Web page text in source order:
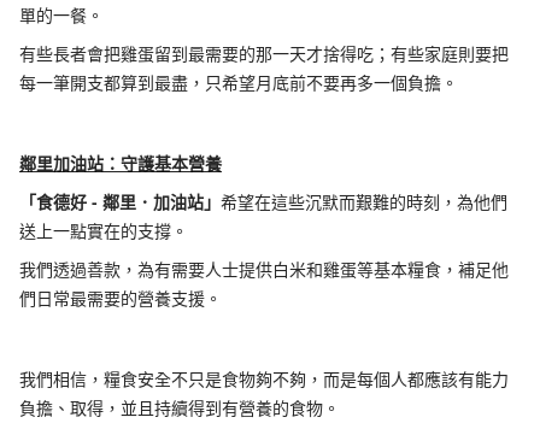
單的一餐。
有些長者會把雞蛋留到最需要的那一天才捨得吃；有些家庭則要把
每一筆開支都算到最盡，只希望月底前不要再多一個負擔。
鄰里加油站：守護基本營養
「食德好 - 鄰里．加油站」 希望在這些沉默而艱難的時刻，為他們
送上一點實在的支撐。
我們透過善款，為有需要人士提供白米和雞蛋等基本糧食，補足他
們日常最需要的營養支援。
我們相信，糧食安全不只是食物夠不夠，而是每個人都應該有能力
負擔、取得，並且持續得到有營養的食物。